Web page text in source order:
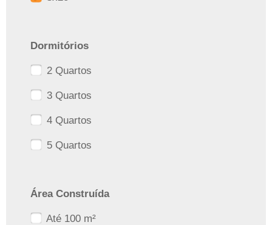
Dormitórios
2 Quartos
3 Quartos
4 Quartos
5 Quartos
Área Construída
Até 100 m²